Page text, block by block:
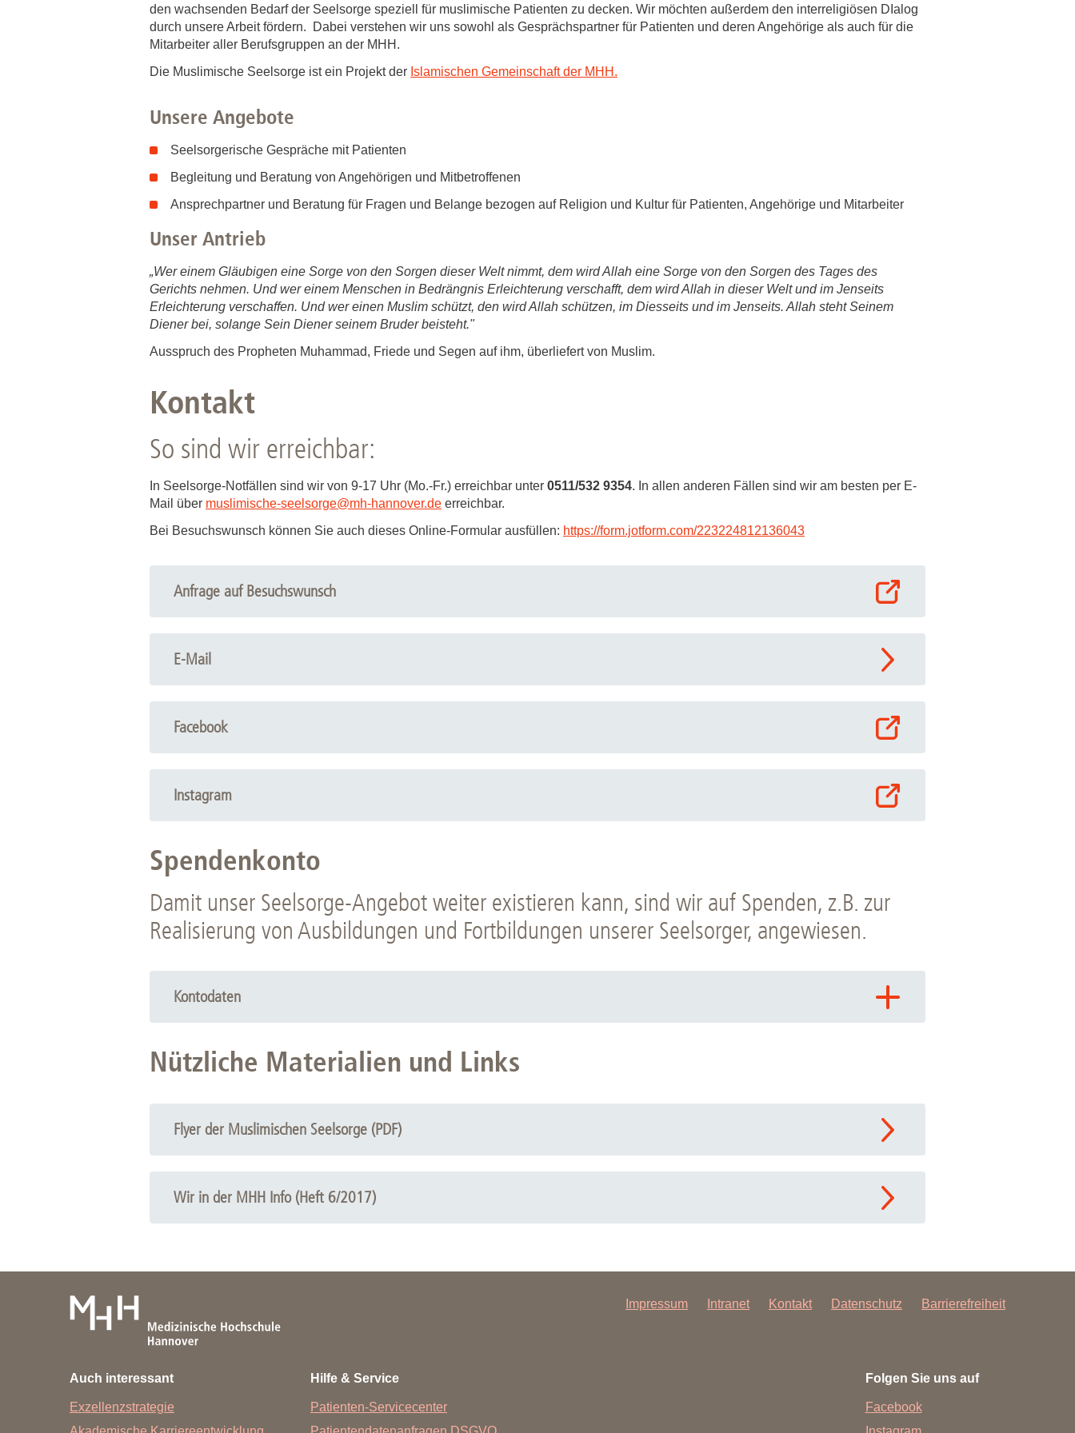
Zentrale Forschungseinrichtung Elektronenmikroskopie
Akademische Karriereentwicklung
Hannover Biomedical Research School (HBRS)
Forschungsdatenpolicy
Forschungsinformationssystem
Dekanin für Forschung und Transfer und
Gute wissenschaftliche Praxis
GWP-Kommission
Ombudswesen und Ombudsperson
Forschung - Wissen - Translation - Transfer
den wachsenden Bedarf der Seelsorge speziell für muslimische Patienten zu decken. Wir möchten außerdem den interreligiösen DIalog
durch unsere Arbeit fördern. Dabei verstehen wir uns sowohl als Gesprächspartner für Patienten und deren Angehörige als auch für die
Mitarbeiter aller Berufsgruppen an der MHH.
Die Muslimische Seelsorge ist ein Projekt der Islamischen Gemeinschaft der MHH.
Unsere Angebote
Seelsorgerische Gespräche mit Patienten
Begleitung und Beratung von Angehörigen und Mitbetroffenen
Ansprechpartner und Beratung für Fragen und Belange bezogen auf Religion und Kultur für Patienten, Angehörige und Mitarbeiter
Unser Antrieb
„Wer einem Gläubigen eine Sorge von den Sorgen dieser Welt nimmt, dem wird Allah eine Sorge von den Sorgen des Tages des
Gerichts nehmen. Und wer einem Menschen in Bedrängnis Erleichterung verschafft, dem wird Allah in dieser Welt und im Jenseits
Erleichterung verschaffen. Und wer einen Muslim schützt, den wird Allah schützen, im Diesseits und im Jenseits. Allah steht Seinem
Diener bei, solange Sein Diener seinem Bruder beisteht."
Ausspruch des Propheten Muhammad, Friede und Segen auf ihm, überliefert von Muslim.
Kontakt
So sind wir erreichbar:
In Seelsorge-Notfällen sind wir von 9-17 Uhr (Mo.-Fr.) erreichbar unter 0511/532 9354. In allen anderen Fällen sind wir am besten per E-
Mail über muslimische-seelsorge@mh-hannover.de erreichbar.
Bei Besuchswunsch können Sie auch dieses Online-Formular ausfüllen: https://form.jotform.com/223224812136043
Anfrage auf Besuchswunsch
E-Mail
Facebook
Instagram
Spendenkonto
Damit unser Seelsorge-Angebot weiter existieren kann, sind wir auf Spenden, z.B. zur
Realisierung von Ausbildungen und Fortbildungen unserer Seelsorger, angewiesen.
Kontodaten
Sparkasse Hannover
Stichwort:
MUSLIMISCHE SEELSORGE
Nützliche Materialien und Links
Flyer der Muslimischen Seelsorge (PDF)
Wir in der MHH Info (Heft 6/2017)
Impressum Intranet Kontakt Datenschutz Barrierefreiheit
Auch interessant
Exzellenzstrategie
Hilfe & Service
Patienten-Servicecenter
Folgen Sie uns auf
Facebook